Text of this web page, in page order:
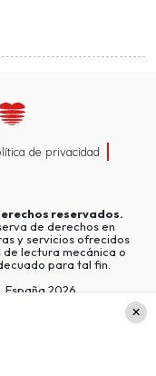
de privacidad
reservados.
de derechos en
y servicios ofrecidos
lectura mecánica o
para tal fin.
España 2026.